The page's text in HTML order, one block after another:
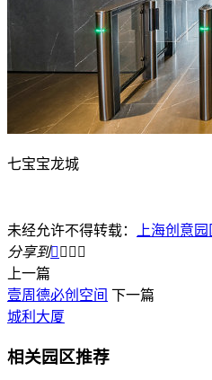
七宝宝龙城
未经允许不得转载： 上海创意园
分享到   
上一篇
壹周德必创空间 下一篇
城利大厦
相关园区推荐